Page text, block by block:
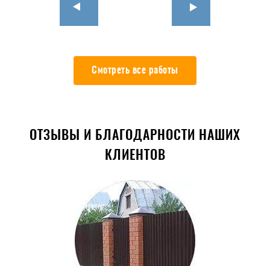
Смотреть все работы
ОТЗЫВЫ И БЛАГОДАРНОСТИ НАШИХ
КЛИЕНТОВ